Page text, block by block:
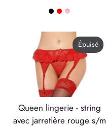
queen lingerie - string
avec jarretière rouge s/m
Épuisé